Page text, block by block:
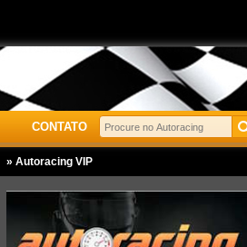
CONTATO
» Autoracing VIP